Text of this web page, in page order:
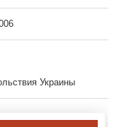
Украины